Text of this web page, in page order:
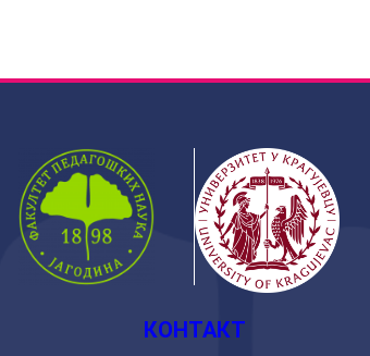
КОНТАКТ